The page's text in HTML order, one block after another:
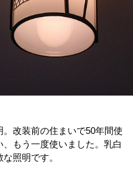
改装前の住まいで50年間使
もう一度使いました。乳白
照明です。